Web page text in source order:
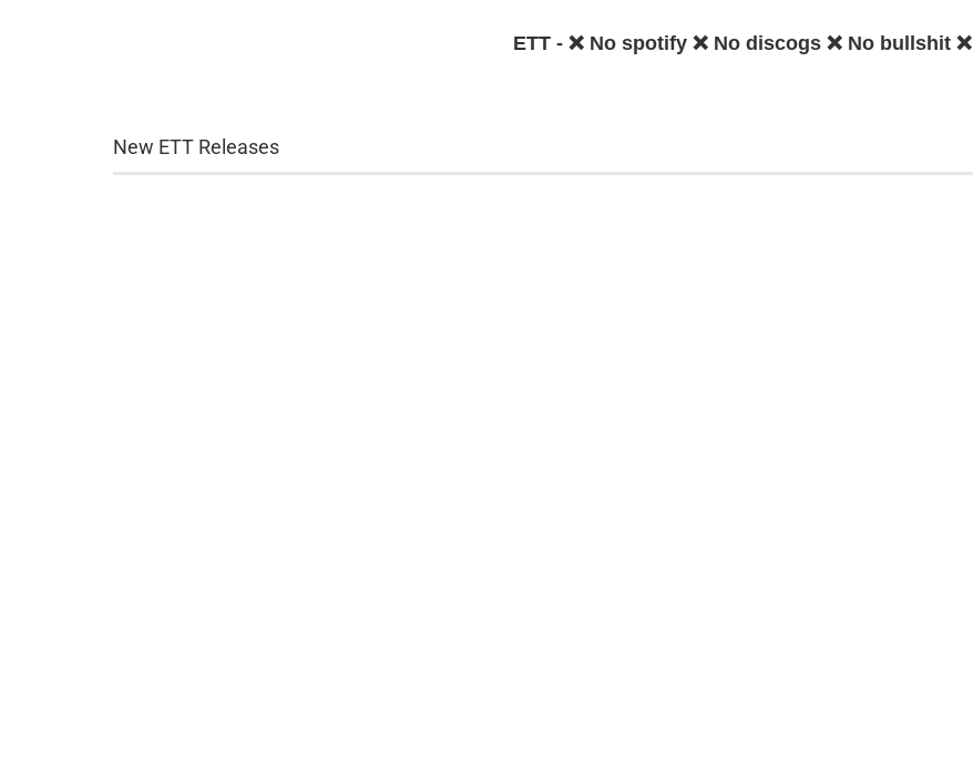
ETT - ❌ No spotify ❌ No discogs ❌ No bullshit ❌
New ETT Releases